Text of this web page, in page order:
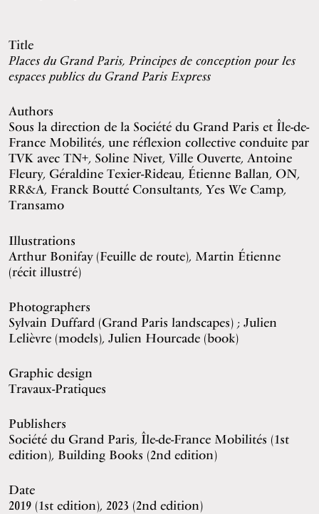
Title
Places du Grand Paris, Principes de conception pour les
espaces publics du Grand Paris Express
Authors
Sous la direction de la Société du Grand Paris et Île-de-
France Mobilités, une réflexion collective conduite par
TVK avec TN+, Soline Nivet, Ville Ouverte, Antoine
Fleury, Géraldine Texier-Rideau, Étienne Ballan, ON,
RR&A, Franck Boutté Consultants, Yes We Camp,
Transamo
Illustrations
Arthur Bonifay (Feuille de route), Martin Étienne
(récit illustré)
Photographers
Sylvain Duffard (Grand Paris landscapes) ; Julien
Lelièvre(models), Julien Hourcade (book)
Graphic design
Travaux-Pratiques
Publishers
Société du Grand Paris, Île-de-France Mobilités (1st
edition), Building Books (2nd edition)
Date
2019 (1st edition), 2023 (2nd edition)